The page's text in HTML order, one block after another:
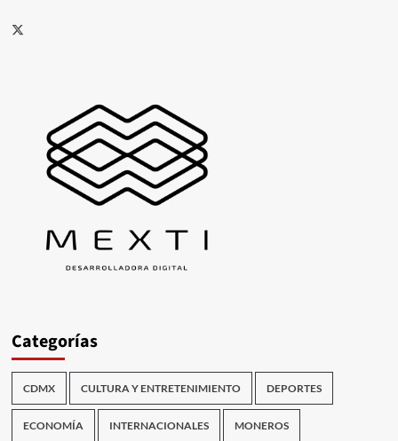
X
Categorías
CDMX CULTURA Y ENTRETENIMIENTO DEPORTES
ECONOMÍA INTERNACIONALES MONEROS